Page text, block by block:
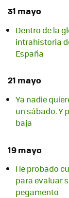
31 mayo
Dentro de la
intrahistoria
España
21 mayo
Ya nadie
un sábado. Y
baja
19 mayo
He probado
para evaluar
pegamento